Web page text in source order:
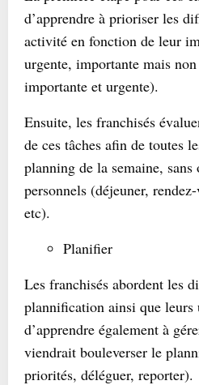
d’apprendre à prioriser les
activité en fonction de leur
urgente, importante mais
importante et urgente).
Ensuite, les franchisés
de ces tâches afin de toutes
planning de la semaine,
personnels (déjeuner,
etc).
Planifier
Les franchisés abordent les
plannification ainsi que leurs
d’apprendre également à
viendrait bouleverser le
priorités, déléguer, reporter).